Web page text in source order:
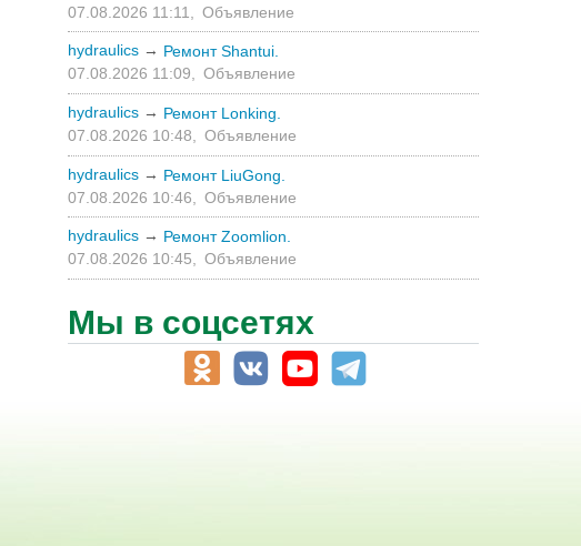
07.08.2026 11:11,
Объявление
hydraulics → Ремонт Shantui.
07.08.2026 11:09, Объявление
hydraulics → Ремонт Lonking.
07.08.2026 10:48,
Объявление
hydraulics → Ремонт LiuGong.
07.08.2026 10:46,
Объявление
hydraulics → Ремонт Zoomlion.
07.08.2026 10:45,
Объявление
Мы в соцсетях